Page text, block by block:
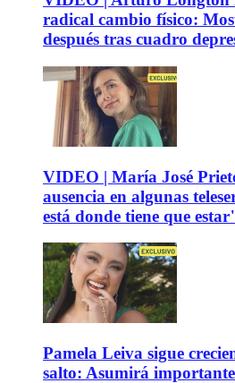
radical cambio físico:
después tras cuadro
VIDEO | María José
ausencia en algunas
está donde tiene que
Pamela Leiva sigue
salto: Asumirá